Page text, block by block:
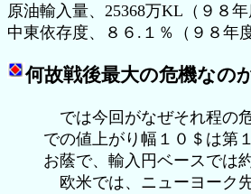
原油輸入量、25368万KL（９８年
中東依存度、８６.１％（９８年
何故戦後最大の危機なの
では今回がなぜそれ程の
での値上がり幅１０＄は第
お蔭で、輸入円ベースでは
欧米では、ニューヨーク